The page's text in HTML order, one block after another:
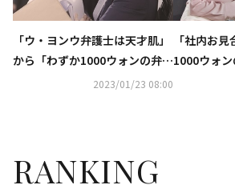
「ウ・ヨンウ弁護士は天才肌」
から「わずか1000ウォンの弁護
士」まで…韓国で法廷ドラマが
2023/01/23 08:00
「社内お
1000ウォ
022年は
RANKING